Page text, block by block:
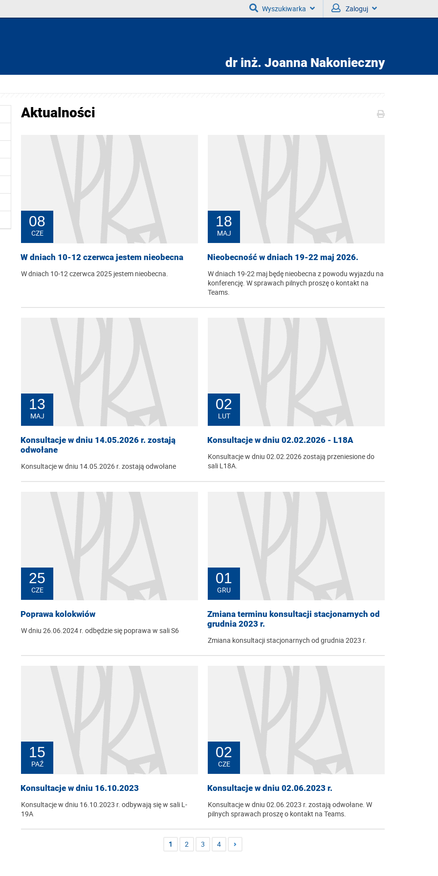
Wyszukiwarka Zaloguj
dr inż. Joanna Nakonieczny
Aktualności
08
CZE
W dniach 10-12 czerwca jestem nieobecna
W dniach 10-12 czerwca 2025 jestem nieobecna.
18
MAJ
Nieobecność w dniach 19-22 maj 2026.
W dniach 19-22 maj będę nieobecna z powodu wyjazdu na
konferencję. W sprawach pilnych proszę o kontakt na
Teams.
13
MAJ
Konsultacje w dniu 14.05.2026 r. zostają
odwołane
Konsultacje w dniu 14.05.2026 r. zostają odwołane
02
LUT
Konsultacje w dniu 02.02.2026 - L18A
Konsultacje w dniu 02.02.2026 zostają przeniesione do
sali L18A.
25
CZE
Poprawa kolokwiów
W dniu 26.06.2024 r. odbędzie się poprawa w sali S6
01
GRU
Zmiana terminu konsultacji stacjonarnych od
grudnia 2023 r.
Zmiana konsultacji stacjonarnych od grudnia 2023 r.
15
PAŹ
Konsultacje w dniu 16.10.2023
Konsultacje w dniu 16.10.2023 r. odbywają się w sali L-
19A
02
CZE
Konsultacje w dniu 02.06.2023 r.
Konsultacje w dniu 02.06.2023 r. zostają odwołane. W
pilnych sprawach proszę o kontakt na Teams.
1 2 3 4